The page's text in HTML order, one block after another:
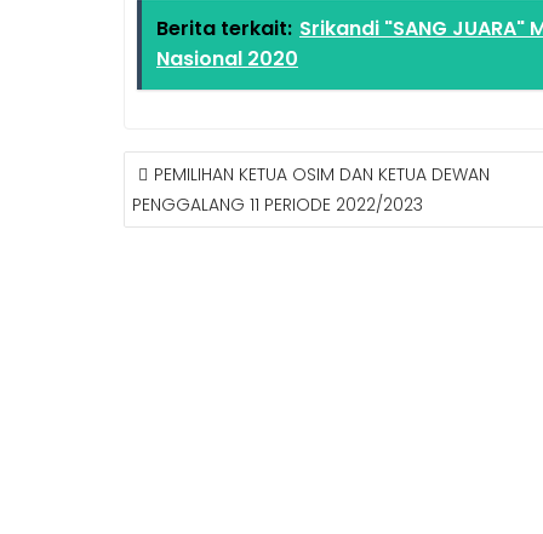
e
b
o
i
l
t
s
A
r
Berita terkait: Srikandi "SANG
Nasional 2020
PEMILIHAN KETUA OSIM DAN KETUA DEWAN
PENGGALANG 11 PERIODE 2022/2023